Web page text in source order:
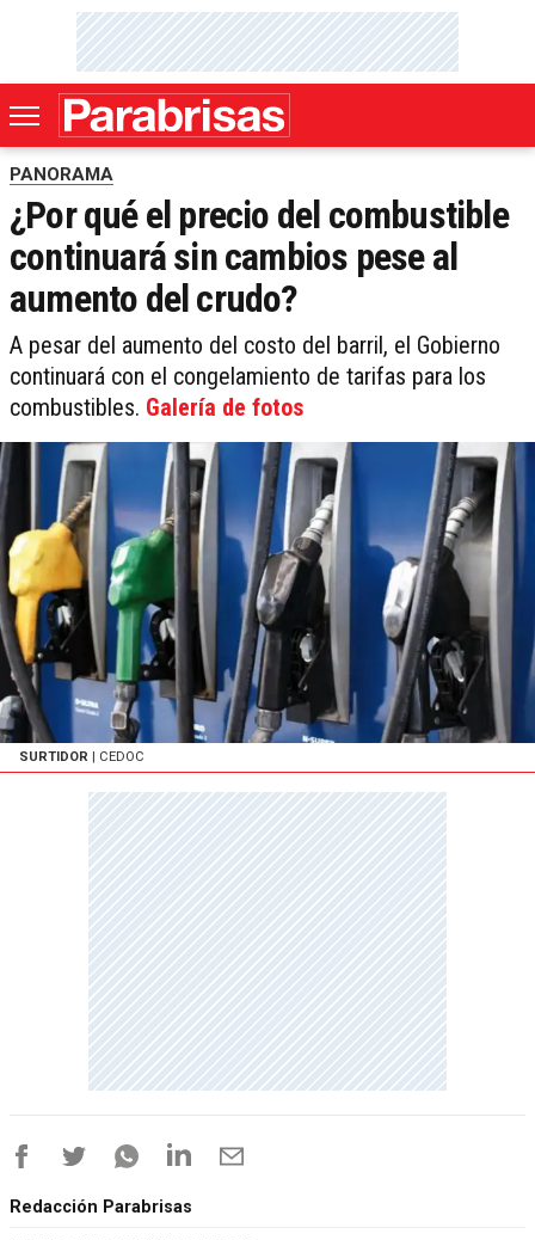
PANORAMA
¿Por qué el precio del combustible
continuará sin cambios pese al
aumento del crudo?
A pesar del aumento del costo del barril, el Gobierno
continuará con el congelamiento de tarifas para los
combustibles. Galería de fotos
SURTIDOR | CEDOC
Redacción Parabrisas